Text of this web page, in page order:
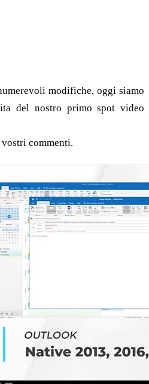
modifiche, oggi siamo
del nostro primo spot video
vostri commenti.